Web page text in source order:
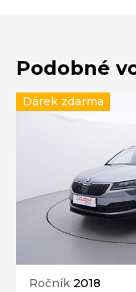
Podobné
Ročník 2018
Dárek zdarma